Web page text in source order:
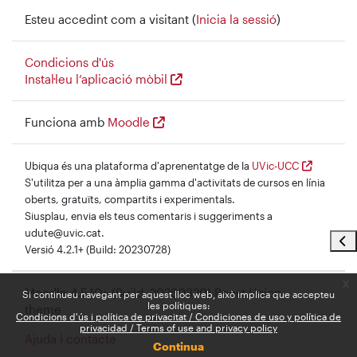
Si continueu navegant per aquest lloc web, això implica que accepteu
les polítiques:
Condicions d'ús i política de privacitat / Condiciones de uso y política de
privacidad / Terms of use and privacy policy
Continua
Esteu accedint com a visitant (Inicia la sessió)
Condicions d'ús
Instal·leu l’aplicació mòbil
Funciona amb Moodle
Ubiqua és una plataforma d'aprenentatge de la UVic-UCC
S'utilitza per a una àmplia gamma d'activitats de cursos en línia
oberts, gratuïts, compartits i experimentals.
Siusplau, envia els teus comentaris i suggeriments a
udute@uvic.cat.
Versió 4.2.1+ (Build: 20230728)
Moodle 4.5.10+ (Build: 20260320) Boost Union